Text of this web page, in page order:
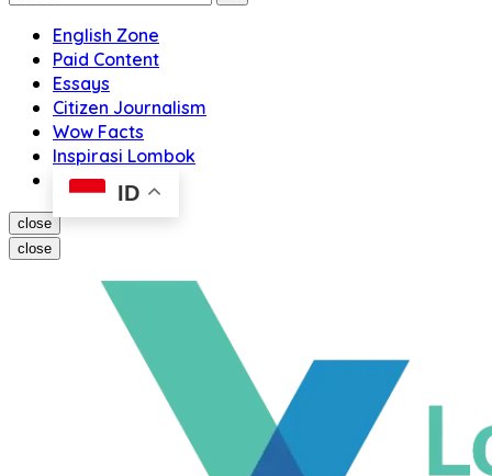
English Zone
Paid Content
Essays
Citizen Journalism
Wow Facts
Inspirasi Lombok
ID
close
close